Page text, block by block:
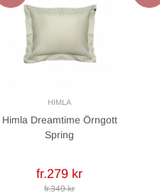
HIMLA
Himla Dreamtime Örngott
Spring
fr.279 kr
fr.349 kr